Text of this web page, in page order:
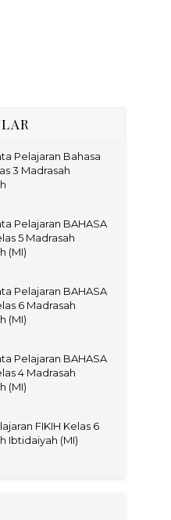
Pelajaran Bahasa
3 Madrasah
Pelajaran BAHASA
5 Madrasah
(MI)
Pelajaran BAHASA
6 Madrasah
(MI)
Pelajaran BAHASA
4 Madrasah
(MI)
FIKIH Kelas 6
Ibtidaiyah (MI)